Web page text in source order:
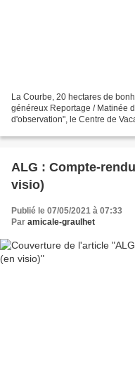
La Courbe, 20 hectares de
généreux Reportage / Matinée
d'observation", le Centre de
ALG : Compte-
visio)
Publié le 07/05/2021 à 07:33
Par amicale-graulhet